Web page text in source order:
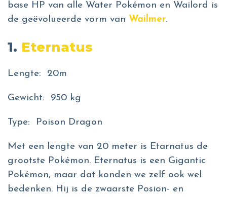
base HP van alle Water Pokémon en Wailord is
de geëvolueerde vorm van Wailmer.
1. Eternatus
Lengte: 20m
Gewicht: 950 kg
Type: Poison Dragon
Met een lengte van 20 meter is Etarnatus de
grootste Pokémon. Eternatus is een Gigantic
Pokémon, maar dat konden we zelf ook wel
bedenken. Hij is de zwaarste Posion- en